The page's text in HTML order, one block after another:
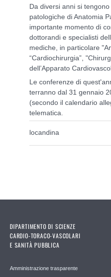
Da diversi anni si
patologiche di Anatomia
importante momento di
dottorandi e specialisti
mediche, in particolare
“Cardiochirurgia”,
dell’Apparato
Le conferenze di
terranno dal 31 gennaio
(secondo il calendario
telematica.
locandina
DIPARTIMENTO DI SCIENZE
CARDIO-TORACO-VASCOLARI
E SANITÀ PUBBLICA
Amministrazione trasparente